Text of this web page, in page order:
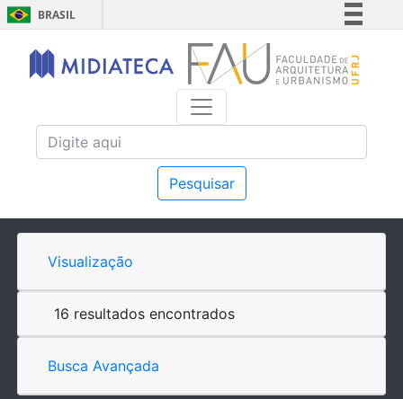
BRASIL
Simplifique!
Comunica BR
Acesso à informação
Pesquisar
Visualização
16 resultados encontrados
Busca Avançada